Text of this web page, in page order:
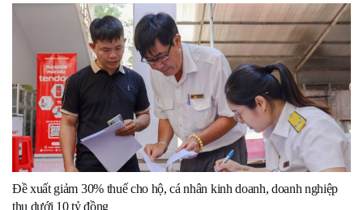
Đề xuất giảm 30% thuế cho hộ, cá nhân kinh doanh, doanh nghiệp
thu dưới 10 tỷ đồng